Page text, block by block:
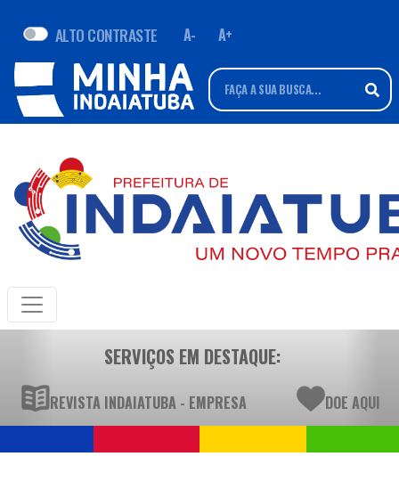
ALTO CONTRASTE A- A+
SERVIÇOS EM DESTAQUE:
REVISTA INDAIATUBA - EMPRESA DOE AQUI